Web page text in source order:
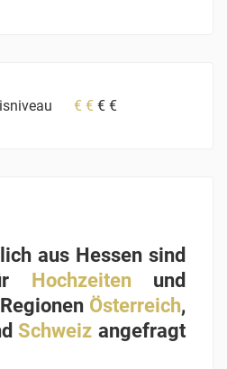
€ € € €
aus Hessen sind
Hochzeitenund
Österreich,
Schweiz angefragt